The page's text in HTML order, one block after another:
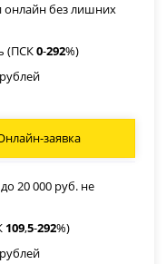
онлайн без лишних
(ПСК0-292%)
рублей
заявка
20 000 руб. не
109,5-292%)
рублей